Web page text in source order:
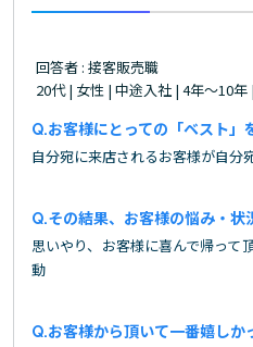
回答者 : 接客販売職
20代 | 女性 | 中途入社 | 4年～10年
お客様にとっての「ベスト」
自分宛に来店されるお客様が自分
その結果、お客様の悩み・状
思いやり、お客様に喜んで帰って
動
お客様から頂いて一番嬉しか